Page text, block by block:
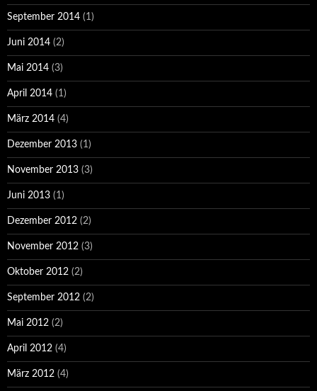
September 2014 (1)
Juni 2014 (2)
Mai 2014 (3)
April 2014 (1)
März 2014 (4)
Dezember 2013 (1)
November 2013 (3)
Juni 2013 (1)
Dezember 2012 (2)
November 2012 (3)
Oktober 2012 (2)
September 2012 (2)
Mai 2012 (2)
April 2012 (4)
März 2012 (4)